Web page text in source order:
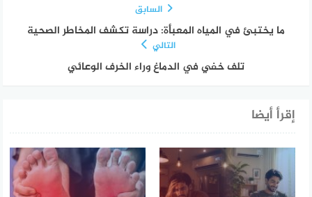
السابق
ما يختبئ في المياه المعبأة: دراسة تكشف المخاطر الصحية
التالي
تلف خفي في الدماغ وراء الخرف الوعائي
إقرأ أيضا